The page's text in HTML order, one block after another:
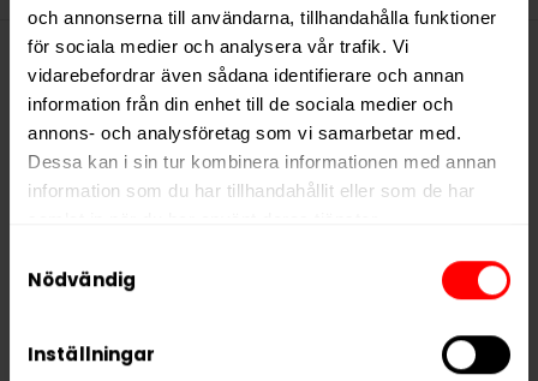
och annonserna till användarna, tillhandahålla funktioner
för sociala medier och analysera vår trafik. Vi
vidarebefordrar även sådana identifierare och annan
information från din enhet till de sociala medier och
annons- och analysföretag som vi samarbetar med.
Dessa kan i sin tur kombinera informationen med annan
information som du har tillhandahållit eller som de har
We work with
who may receive and
Nödvändig
Inställningar
Denna produkt innehåller
nikotin som är ett mycket
beroendeframkallande ämne.